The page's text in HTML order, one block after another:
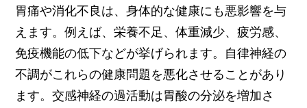
胃痛や消化不良は、身体的な健康にも悪影響を与
えます。例えば、栄養不足、体重減少、疲労感、
免疫機能の低下などが挙げられます。自律神経の
不調がこれらの健康問題を悪化させることがあり
ます。交感神経の過活動は胃酸の分泌を増加さ